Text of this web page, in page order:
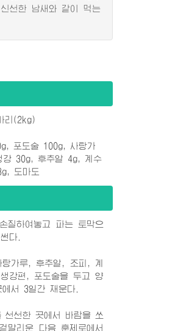
선한 남새와 같이 먹는
리(2kg)
포도술 100g, 사탕가
30g, 후추알 4g, 계수
도마도
질하여놓고 파는 토막으
다.
가루, 후추알, 조피, 계
강편, 포도술을 두고 양
서 3일간 재운다.
선선한 곳에서 바람을 쏘
말리운 다음 훈제로에서